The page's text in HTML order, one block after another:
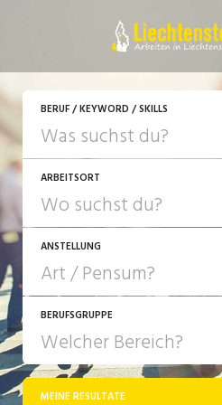
BERUF / KEYWORD / SKILLS
ARBEITSORT
ANSTELLUNG
JOB-TYP
Festanstellung
BERUFSGRUPPE
MEINE RESULTATE